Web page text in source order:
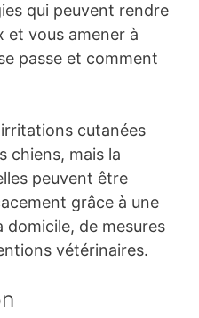
qui peuvent rendre
et vous amener à
passe et comment
cutanées
chiens, mais la
peuvent être
grâce à une
domicile, de mesures
vétérinaires.